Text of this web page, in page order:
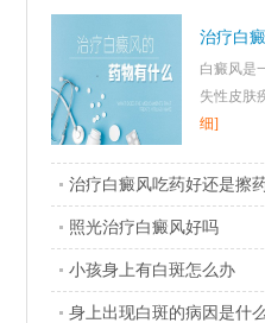
治疗白
快
白癜风是
失性皮肤
细]
治疗白癜风吃药好还是擦
照光治疗白癜风好吗
小孩身上有白斑怎么办
身上出现白斑的病因是什